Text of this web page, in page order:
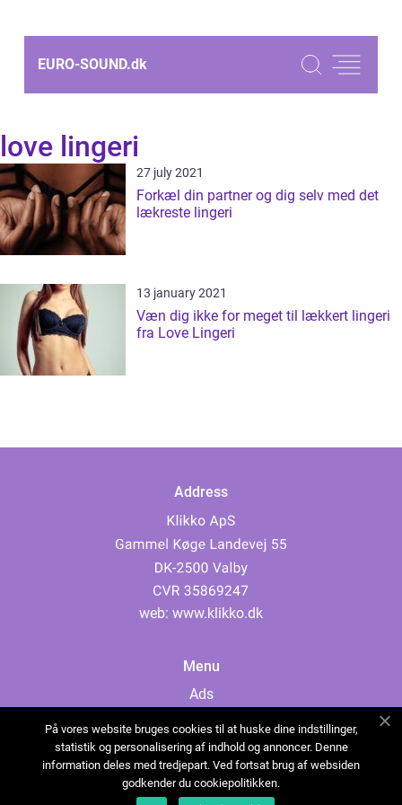
EURO-SOUND.dk
love lingeri
27 july 2021
Forkæl din partner og dig selv med det
lækreste lingeri
13 january 2021
Væn dig ikke for meget til lækkert lingeri
fra Love Lingeri
Address
web: www.klikko.dk
Menu
Ads
Cookies
Contact
Sitemap
På vores website bruges cookies til at huske dine indstillinger,
statistik og personalisering af indhold og annoncer. Denne
information deles med tredjepart. Ved fortsat brug af websiden
godkender du cookiepolitikken.